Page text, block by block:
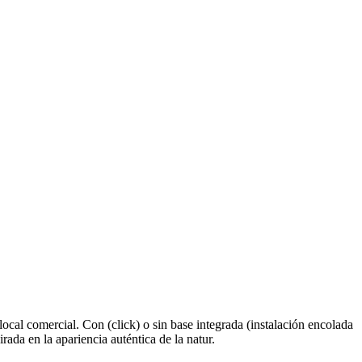
comercial. Con (click) o sin base integrada (instalación encolada
en la apariencia auténtica de la natur.